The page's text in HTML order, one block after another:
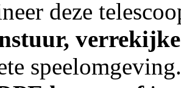
deze
speelomgeving.